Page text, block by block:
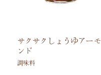
サクサクしょうゆアーモ
ンド
調味料